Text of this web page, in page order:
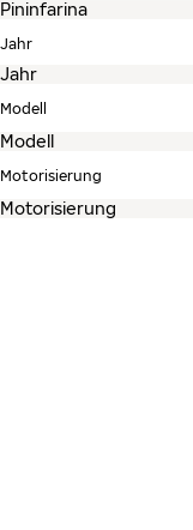
Jahr
Modell
Motorisierung